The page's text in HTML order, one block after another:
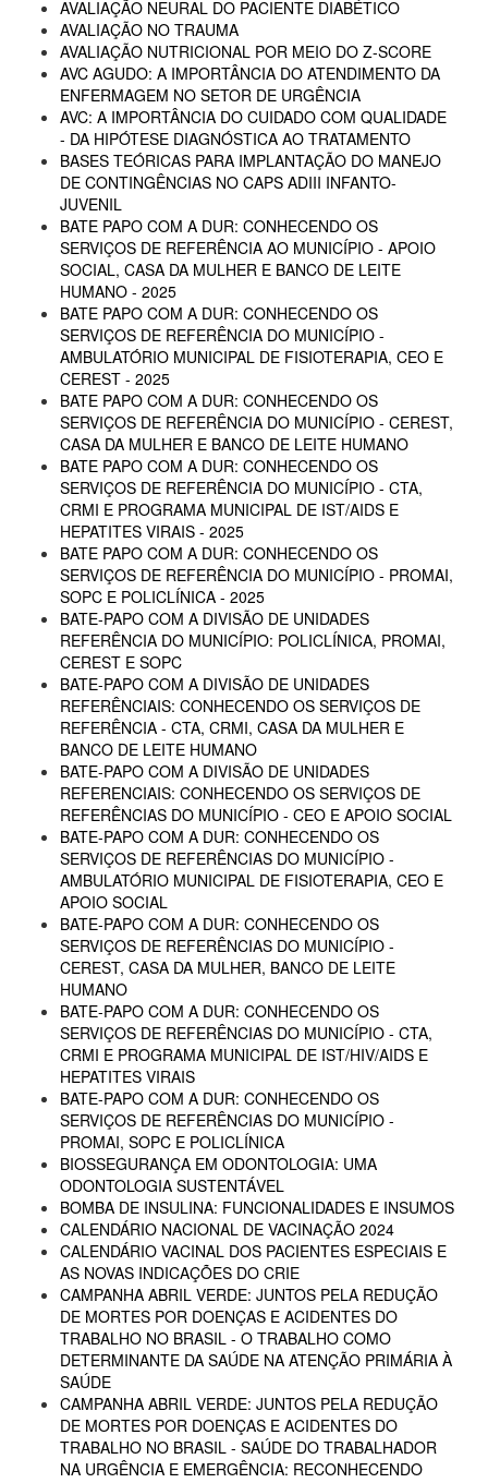
AVALIAÇÃO NEURAL DO PACIENTE DIABÉTICO
AVALIAÇÃO NO TRAUMA
AVALIAÇÃO NUTRICIONAL POR MEIO DO Z-SCORE
AVC AGUDO: A IMPORTÂNCIA DO ATENDIMENTO DA
ENFERMAGEM NO SETOR DE URGÊNCIA
AVC: A IMPORTÂNCIA DO CUIDADO COM QUALIDADE
- DA HIPÓTESE DIAGNÓSTICA AO TRATAMENTO
BASES TEÓRICAS PARA IMPLANTAÇÃO DO MANEJO
DE CONTINGÊNCIAS NO CAPS ADIII INFANTO-
JUVENIL
BATE PAPO COM A DUR: CONHECENDO OS
SERVIÇOS DE REFERÊNCIA AO MUNICÍPIO - APOIO
SOCIAL, CASA DA MULHER E BANCO DE LEITE
HUMANO - 2025
BATE PAPO COM A DUR: CONHECENDO OS
SERVIÇOS DE REFERÊNCIA DO MUNICÍPIO -
AMBULATÓRIO MUNICIPAL DE FISIOTERAPIA, CEO E
CEREST - 2025
BATE PAPO COM A DUR: CONHECENDO OS
SERVIÇOS DE REFERÊNCIA DO MUNICÍPIO - CEREST,
CASA DA MULHER E BANCO DE LEITE HUMANO
BATE PAPO COM A DUR: CONHECENDO OS
SERVIÇOS DE REFERÊNCIA DO MUNICÍPIO - CTA,
CRMI E PROGRAMA MUNICIPAL DE IST/AIDS E
HEPATITES VIRAIS - 2025
BATE PAPO COM A DUR: CONHECENDO OS
SERVIÇOS DE REFERÊNCIA DO MUNICÍPIO - PROMAI,
SOPC E POLICLÍNICA - 2025
BATE-PAPO COM A DIVISÃO DE UNIDADES
REFERÊNCIA DO MUNICÍPIO: POLICLÍNICA, PROMAI,
CEREST E SOPC
BATE-PAPO COM A DIVISÃO DE UNIDADES
REFERÊNCIAIS: CONHECENDO OS SERVIÇOS DE
REFERÊNCIA - CTA, CRMI, CASA DA MULHER E
BANCO DE LEITE HUMANO
BATE-PAPO COM A DIVISÃO DE UNIDADES
REFERENCIAIS: CONHECENDO OS SERVIÇOS DE
REFERÊNCIAS DO MUNICÍPIO - CEO E APOIO SOCIAL
BATE-PAPO COM A DUR: CONHECENDO OS
SERVIÇOS DE REFERÊNCIAS DO MUNICÍPIO -
AMBULATÓRIO MUNICIPAL DE FISIOTERAPIA, CEO E
APOIO SOCIAL
BATE-PAPO COM A DUR: CONHECENDO OS
SERVIÇOS DE REFERÊNCIAS DO MUNICÍPIO -
CEREST, CASA DA MULHER, BANCO DE LEITE
HUMANO
BATE-PAPO COM A DUR: CONHECENDO OS
SERVIÇOS DE REFERÊNCIAS DO MUNICÍPIO - CTA,
CRMI E PROGRAMA MUNICIPAL DE IST/HIV/AIDS E
HEPATITES VIRAIS
BATE-PAPO COM A DUR: CONHECENDO OS
SERVIÇOS DE REFERÊNCIAS DO MUNICÍPIO -
PROMAI, SOPC E POLICLÍNICA
BIOSSEGURANÇA EM ODONTOLOGIA: UMA
ODONTOLOGIA SUSTENTÁVEL
BOMBA DE INSULINA: FUNCIONALIDADES E INSUMOS
CALENDÁRIO NACIONAL DE VACINAÇÃO 2024
CALENDÁRIO VACINAL DOS PACIENTES ESPECIAIS E
AS NOVAS INDICAÇÕES DO CRIE
CAMPANHA ABRIL VERDE: JUNTOS PELA REDUÇÃO
DE MORTES POR DOENÇAS E ACIDENTES DO
TRABALHO NO BRASIL - O TRABALHO COMO
DETERMINANTE DA SAÚDE NA ATENÇÃO PRIMÁRIA À
SAÚDE
CAMPANHA ABRIL VERDE: JUNTOS PELA REDUÇÃO
DE MORTES POR DOENÇAS E ACIDENTES DO
TRABALHO NO BRASIL - SAÚDE DO TRABALHADOR
NA URGÊNCIA E EMERGÊNCIA: RECONHECENDO